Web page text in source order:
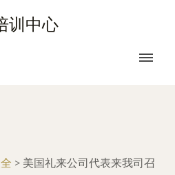
训中心
> 美国礼来公司代表来我司召